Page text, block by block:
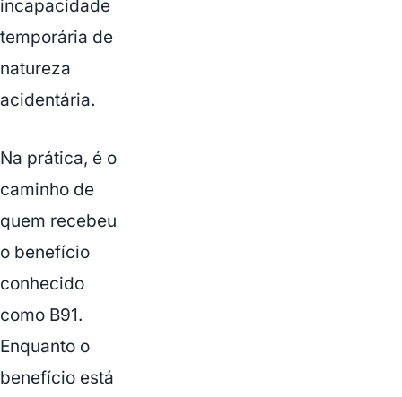
incapacidade
temporária de
natureza
acidentária.
Na prática, é o
caminho de
quem recebeu
o benefício
conhecido
como B91.
Enquanto o
benefício está